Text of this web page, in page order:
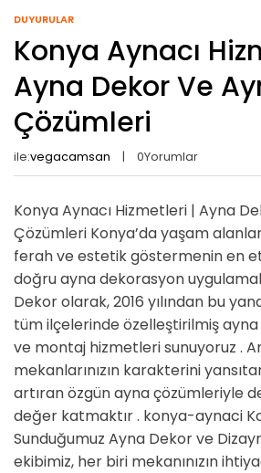
DUYURULAR
Konya Aynacı
Ayna Dekor Ve
Çözümleri
ile:vegacamsan 0Yorumlar
Konya Aynacı Hizmetleri | Ayna
Çözümleri Konya’da yaşam
ferah ve estetik göstermenin en
doğru ayna dekorasyon
Dekor olarak, 2016 yılından bu
tüm ilçelerinde özelleştirilmiş ayna
ve montaj hizmetleri sunuyoruz .
mekanlarınızın karakterini
artıran özgün ayna çözümleriyle
değer katmaktır . konya-aynaci
Sunduğumuz Ayna Dekor ve
ekibimiz, her biri mekanınızın